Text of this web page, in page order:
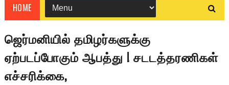
HOME
ஜெர்மனியில் தமிழர்களுக்கு
ஏற்படப்போகும் ஆபத்து ! சடடத்தரணிகள்
எச்சரிக்கை,